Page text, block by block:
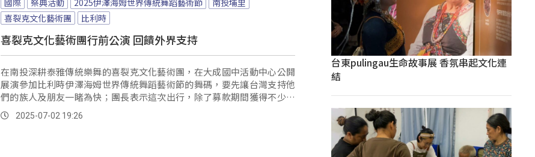
喜裂克文化藝術團
比利時
喜裂克文化藝術團行前公演 回饋外界支持
在南投深耕泰雅傳統樂舞的喜裂克文化藝術團，在大成國中活動中心公開
展演參加比利時伊澤海姆世界傳統舞蹈藝術節的舞碼，要先讓台灣支持他
們的族人及朋友一睹為快；團長表示這次出行，除了募款期間獲得不少支
持，也受到總統府來電關心。
2025-07-02 19:26
台東pulingau生命故事展 香氛串起文化連
結